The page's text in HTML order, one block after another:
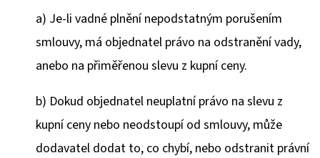
a) Je-li vadné plnění nepodstatným porušením
smlouvy, má objednatel právo na odstranění vady,
anebo na přiměřenou slevu z kupní ceny.
b) Dokud objednatel neuplatní právo na slevu z
kupní ceny nebo neodstoupí od smlouvy, může
dodavatel dodat to, co chybí, nebo odstranit právní